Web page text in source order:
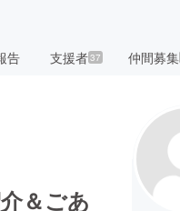
告 支援者37 仲間募集
＆ごあ